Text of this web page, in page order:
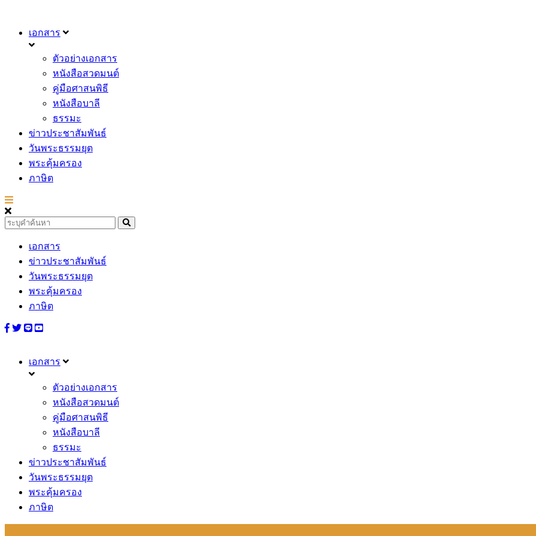
เอกสาร
ตัวอย่างเอกสาร
หนังสือสวดมนต์
คู่มือศาสนพิธี
หนังสือบาลี
ธรรมะ
ข่าวประชาสัมพันธ์
วันพระธรรมยุต
พระคุ้มครอง
ภาษิต
เอกสาร
ข่าวประชาสัมพันธ์
วันพระธรรมยุต
พระคุ้มครอง
ภาษิต
เอกสาร
ตัวอย่างเอกสาร
หนังสือสวดมนต์
คู่มือศาสนพิธี
หนังสือบาลี
ธรรมะ
ข่าวประชาสัมพันธ์
วันพระธรรมยุต
พระคุ้มครอง
ภาษิต